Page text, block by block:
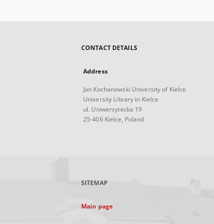
CONTACT DETAILS
Address
Jan Kochanowski University of Kielce
University Library in Kielce
ul. Uniwersytecka 19
25-406 Kielce, Poland
SITEMAP
Main page